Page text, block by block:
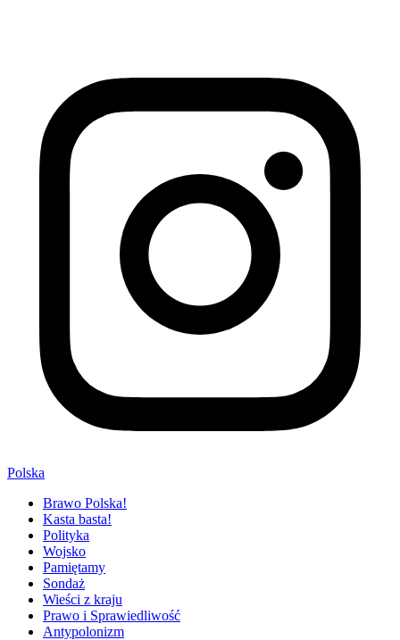
Polska
Brawo Polska!
Kasta basta!
Polityka
Wojsko
Pamiętamy
Sondaż
Wieści z kraju
Prawo i Sprawiedliwość
Antypolonizm